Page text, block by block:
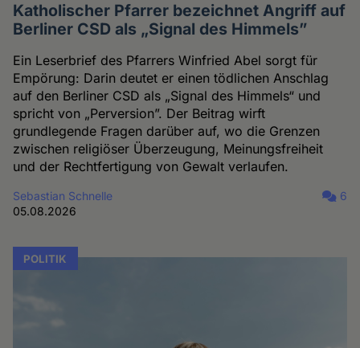
Katholischer Pfarrer bezeichnet Angriff auf
Berliner CSD als „Signal des Himmels”
Ein Leserbrief des Pfarrers Winfried Abel sorgt für
Empörung: Darin deutet er einen tödlichen Anschlag
auf den Berliner CSD als „Signal des Himmels“ und
spricht von „Perversion”. Der Beitrag wirft
grundlegende Fragen darüber auf, wo die Grenzen
zwischen religiöser Überzeugung, Meinungsfreiheit
und der Rechtfertigung von Gewalt verlaufen.
Sebastian Schnelle
05.08.2026
6
POLITIK